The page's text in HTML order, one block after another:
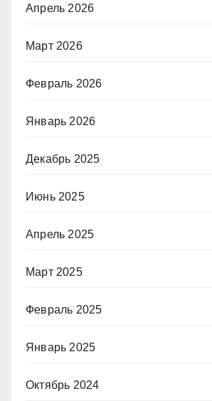
Апрель 2026
Март 2026
Февраль 2026
Январь 2026
Декабрь 2025
Июнь 2025
Апрель 2025
Март 2025
Февраль 2025
Январь 2025
Октябрь 2024